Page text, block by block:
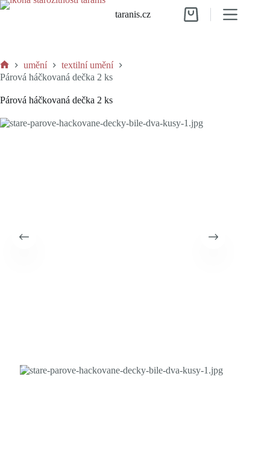
Skip
taranis.cz
Shopping
Home
umění
textilní umění
Párová háčkovaná dečka 2 ks
Párová háčkovaná dečka 2 ks